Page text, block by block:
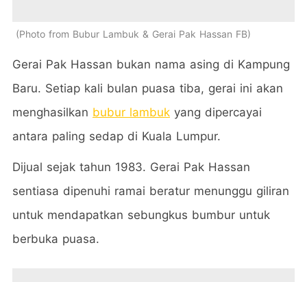
Photo from Bubur Lambuk & Gerai Pak Hassan FB
Gerai Pak Hassan bukan nama asing di Kampung
Baru. Setiap kali bulan puasa tiba, gerai ini akan
menghasilkan bubur lambuk yang dipercayai
antara paling sedap di Kuala Lumpur.
Dijual sejak tahun 1983. Gerai Pak Hassan
sentiasa dipenuhi ramai beratur menunggu giliran
untuk mendapatkan sebungkus bumbur untuk
berbuka puasa.